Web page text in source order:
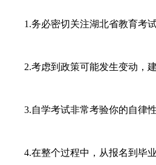
1.务必密切关注湖北省教育考试
2.考虑到政策可能发生变动，建
3.自学考试非常考验你的自律性
4.在整个过程中，从报名到毕业